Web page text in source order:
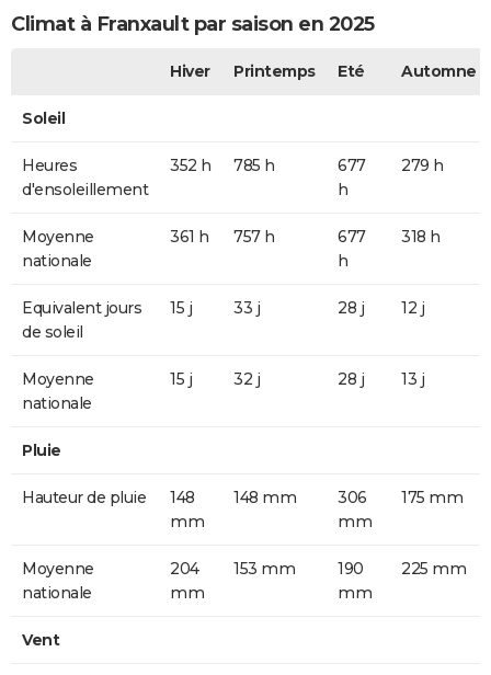
Climat à Franxault par saison en 2025
Hiver Printemps Eté Automne
Soleil
Heures
d'ensoleillement
352 h 785 h
677
h
279 h
Moyenne
nationale
361 h 757 h
677
h
318 h
Equivalent jours
de soleil
15 j 33 j 28 j 12 j
Moyenne
nationale
15 j 32 j 28 j 13 j
Pluie
Hauteur de pluie
148
mm
148 mm
306
mm
175 mm
Moyenne
nationale
204
mm
153 mm
190
mm
225 mm
Vent